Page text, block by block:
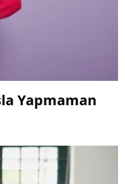
Yapmaman